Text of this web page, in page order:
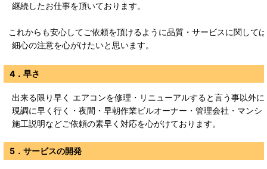
継続したお仕事を頂いております。
これからも安心してご依頼を頂けるように品質・サービスに関しては
細心の注意を心がけたいと思います。
4．早さ
出来る限り早く エアコンを修理・リニューアルすると言う事以外に
現調に早く行く・夜間・早朝作業ビルオーナー・管理会社・マンシ
施工説明などご依頼の素早く対応を心がけております。
5．サービスの開発